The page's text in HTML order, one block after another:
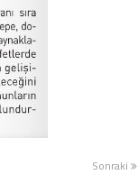
Sonraki